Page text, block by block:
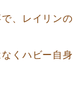
、レイリン
くハビー自